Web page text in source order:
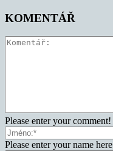
KOMENTÁŘ
Please enter your comment!
Please enter your name here